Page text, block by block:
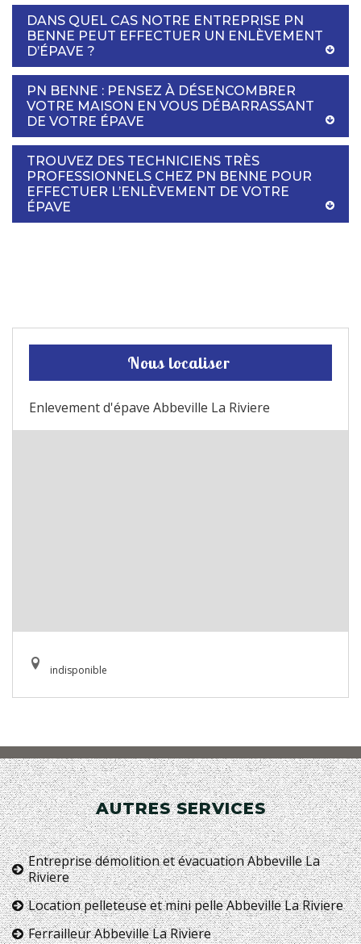
DANS QUEL CAS NOTRE ENTREPRISE PN
BENNE PEUT EFFECTUER UN ENLÈVEMENT
D’ÉPAVE ?
PN BENNE : PENSEZ À DÉSENCOMBRER
VOTRE MAISON EN VOUS DÉBARRASSANT
DE VOTRE ÉPAVE
TROUVEZ DES TECHNICIENS TRÈS
PROFESSIONNELS CHEZ PN BENNE POUR
EFFECTUER L’ENLÈVEMENT DE VOTRE
ÉPAVE
Nous localiser
Enlevement d'épave Abbeville La Riviere
indisponible
AUTRES SERVICES
Entreprise démolition et évacuation Abbeville La
Riviere
Location pelleteuse et mini pelle Abbeville La Riviere
Ferrailleur Abbeville La Riviere